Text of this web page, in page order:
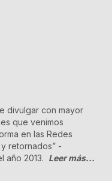
divulgar con mayor
que venimos
en las Redes
retornados” -
año 2013. Leer más...